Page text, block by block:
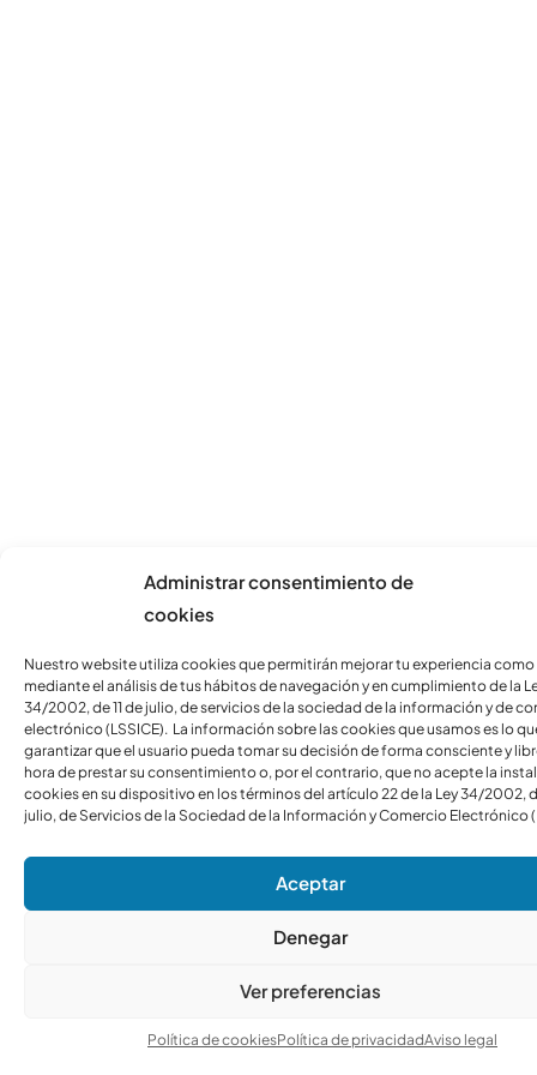
Administrar consentimiento de
cookies
Nuestro website utiliza cookies que permitirán mejorar tu experiencia como
mediante el análisis de tus hábitos de navegación y en cumplimiento de la
34/2002, de 11 de julio, de servicios de la sociedad de la información y de
electrónico (LSSICE). La información sobre las cookies que usamos es lo
garantizar que el usuario pueda tomar su decisión de forma consciente y
hora de prestar su consentimiento o, por el contrario, que no acepte la
cookies en su dispositivo en los términos del artículo 22 de la Ley 34/2002,
julio, de Servicios de la Sociedad de la Información y Comercio Electrónico
Aceptar
Denegar
Ver preferencias
Política de cookiesPolítica de privacidadAviso legal